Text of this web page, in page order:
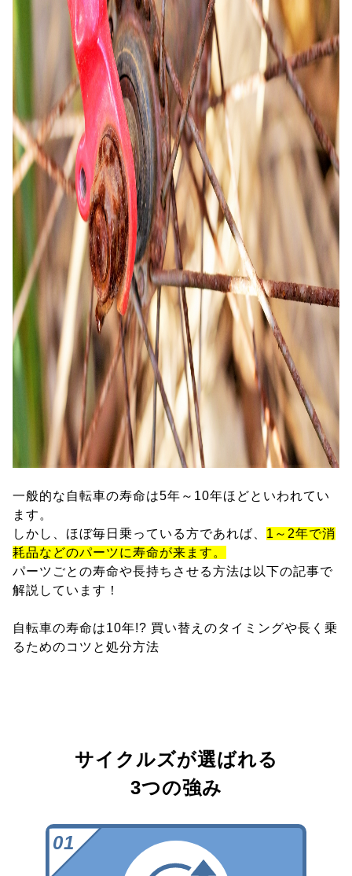
一般的な自転車の寿命は5年～10年ほどといわれてい
ます。
しかし、ほぼ毎日乗っている方であれば、 1～2年で消
耗品などのパーツに寿命が来ます。
パーツごとの寿命や長持ちさせる方法は以下の記事で
解説しています！
自転車の寿命は10年!? 買い替えのタイミングや長く乗
るためのコツと処分方法
サイクルズが選ばれる
3つの強み